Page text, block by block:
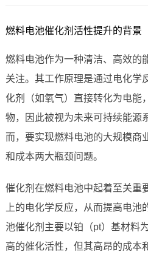
燃料电池催化剂活性提升的背景
燃料电池作为一种清洁、高效的
关注。其工作原理是通过电化学
化剂（如氧气）直接转化为电能
物，因此被视为未来可持续能源
而，要实现燃料电池的大规模商
和成本两大瓶颈问题。
催化剂在燃料电池中起着至关重
上的电化学反应，从而提高电
池催化剂主要以铂（pt）基材料
高的催化活性，但其高昂的成本